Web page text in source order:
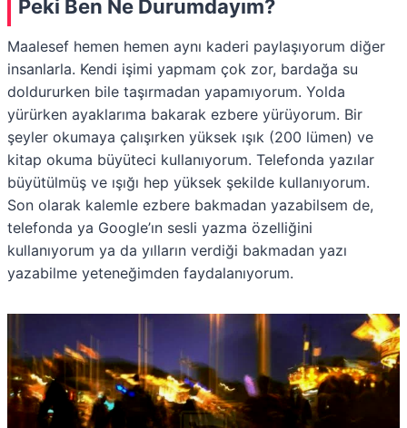
Peki Ben Ne Durumdayım?
Maalesef hemen hemen aynı kaderi paylaşıyorum diğer
insanlarla. Kendi işimi yapmam çok zor, bardağa su
doldururken bile taşırmadan yapamıyorum. Yolda
yürürken ayaklarıma bakarak ezbere yürüyorum. Bir
şeyler okumaya çalışırken yüksek ışık (200 lümen) ve
kitap okuma büyüteci kullanıyorum. Telefonda yazılar
büyütülmüş ve ışığı hep yüksek şekilde kullanıyorum.
Son olarak kalemle ezbere bakmadan yazabilsem de,
telefonda ya Google’ın sesli yazma özelliğini
kullanıyorum ya da yılların verdiği bakmadan yazı
yazabilme yeteneğimden faydalanıyorum.